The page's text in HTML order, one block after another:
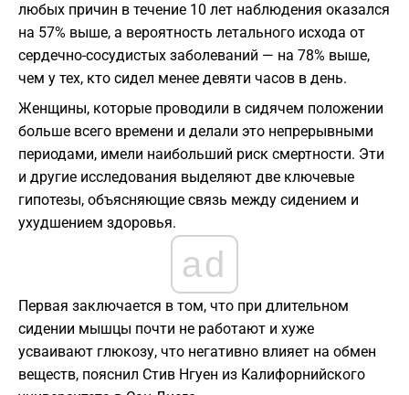
любых причин в течение 10 лет наблюдения оказался
на 57% выше, а вероятность летального исхода от
сердечно-сосудистых заболеваний — на 78% выше,
чем у тех, кто сидел менее девяти часов в день.
Женщины, которые проводили в сидячем положении
больше всего времени и делали это непрерывными
периодами, имели наибольший риск смертности. Эти
и другие исследования выделяют две ключевые
гипотезы, объясняющие связь между сидением и
ухудшением здоровья.
ad
Первая заключается в том, что при длительном
сидении мышцы почти не работают и хуже
усваивают глюкозу, что негативно влияет на обмен
веществ, пояснил Стив Нгуен из Калифорнийского